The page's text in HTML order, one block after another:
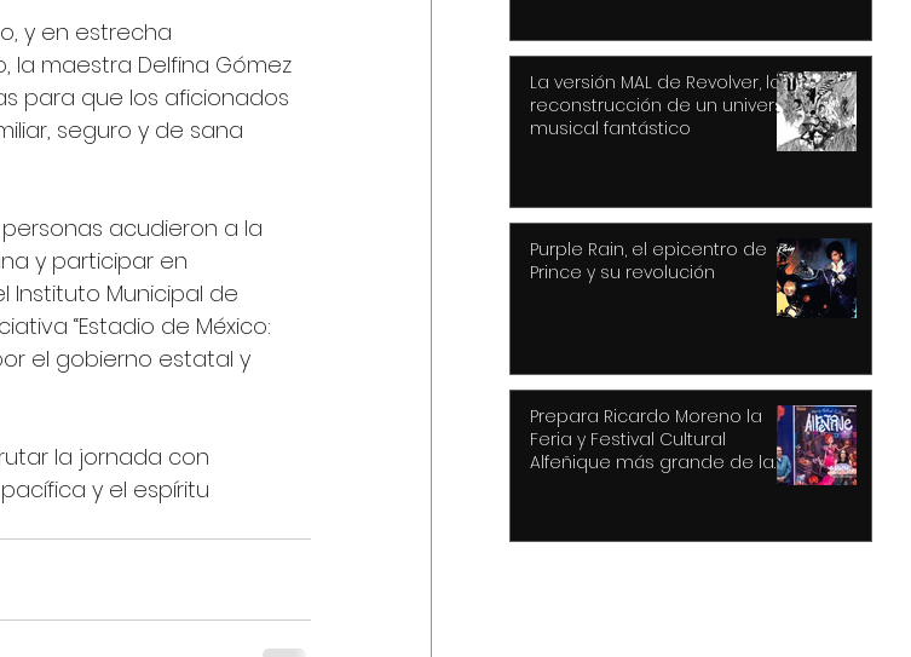
y en estrecha
la maestra Delfina Gómez
para que los aficionados
seguro y de sana
acudieron a la
y participar en
Instituto Municipal de
“Estadio de México:
el gobierno estatal y
la jornada con
y el espíritu
La versión MAL de Revolver, la
reconstrucción de un universo
musical fantástico
Purple Rain, el epicentro de
Prince y su revolución
Prepara Ricardo Moreno la
Feria y Festival Cultural
Alfeñique más grande de la